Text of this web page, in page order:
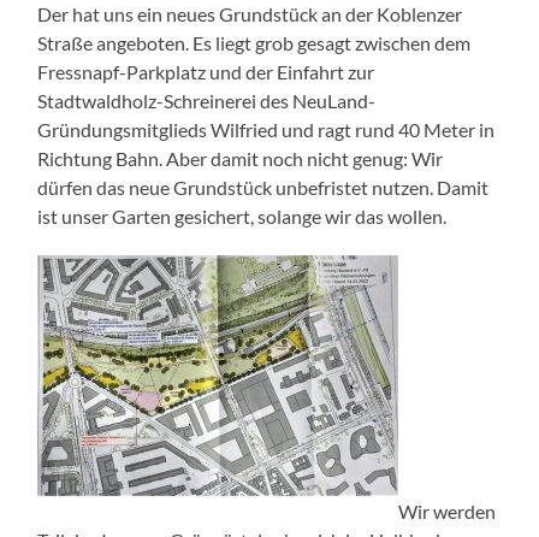
Der hat uns ein neues Grundstück an der Koblenzer
Straße angeboten. Es liegt grob gesagt zwischen dem
Fressnapf-Parkplatz und der Einfahrt zur
Stadtwaldholz-Schreinerei des NeuLand-
Gründungsmitglieds Wilfried und ragt rund 40 Meter in
Richtung Bahn. Aber damit noch nicht genug: Wir
dürfen das neue Grundstück unbefristet nutzen. Damit
ist unser Garten gesichert, solange wir das wollen.
Wir werden